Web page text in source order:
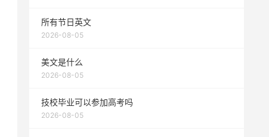
所有节日英文
2026-08-05
美文是什么
2026-08-05
技校毕业可以参加高考吗
2026-08-05